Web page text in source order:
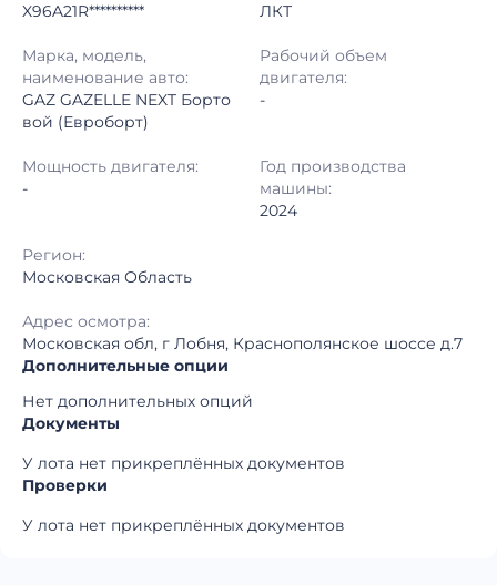
Шаг торгов: 50 000 ₽
Кол-во ставок:
Регион: Московская Область
X96A21R**********
ЛКТ
Марка, модель,
наименование авто:
GAZ GAZELLE NEXT Борто
вой (Евроборт)
Рабочий объем
двигателя:
-
Мощность двигателя:
-
Год производства
машины:
2024
Регион:
Московская Область
Адрес осмотра:
Московская обл, г Лобня, Краснополянское шоссе д.7
Дополнительные опции
Нет дополнительных опций
Документы
У лота нет прикреплённых документов
Проверки
У лота нет прикреплённых документов